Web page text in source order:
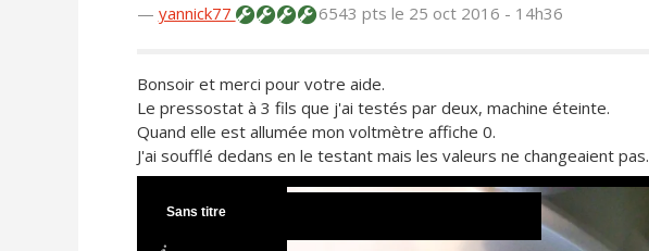
— yannick77 6543 pts le 25 oct 2016 - 14h36
Bonsoir et merci pour votre aide.
Le pressostat à 3 fils que j'ai testés par deux, machine éteinte.
Quand elle est allumée mon voltmètre affiche 0.
J'ai soufflé dedans en le testant mais les valeurs ne changeaient pas.
Sans titre